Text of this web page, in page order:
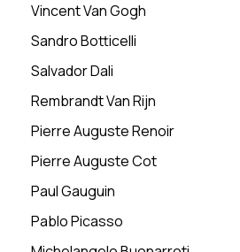
Vincent Van Gogh
Sandro Botticelli
Salvador Dali
Rembrandt Van Rijn
Pierre Auguste Renoir
Pierre Auguste Cot
Paul Gauguin
Pablo Picasso